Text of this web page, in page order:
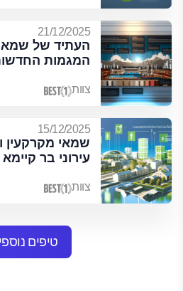
21/12/2025
העתיד של
המגמות
צוות
15/12/2025
שמאי מקרקעין
עירוני בר קיימא
צוות
טיפים